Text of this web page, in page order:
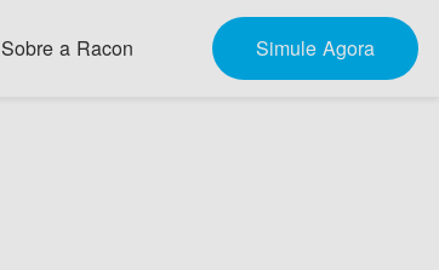
Sobre a Racon Simule Agora